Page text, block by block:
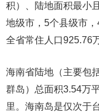
积）、陆地面积最小
地级市，5个县级市
全省常住人口925.76
海南省陆地（主要包
群岛）总面积3.54万
里。海南岛是仅次于